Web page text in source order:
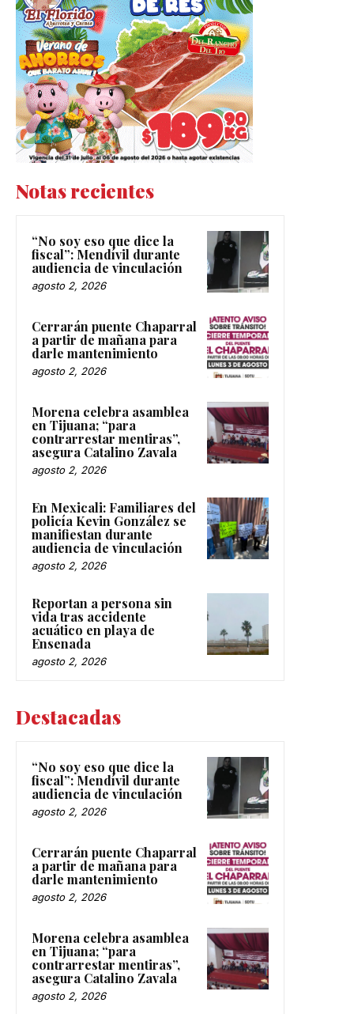
Notas recientes
“No soy eso que dice la
fiscal”: Mendívil durante
audiencia de vinculación
agosto 2, 2026
Cerrarán puente Chaparral
a partir de mañana para
darle mantenimiento
agosto 2, 2026
Morena celebra asamblea
en Tijuana; “para
contrarrestar mentiras”,
asegura Catalino Zavala
agosto 2, 2026
En Mexicali: Familiares del
policía Kevin González se
manifiestan durante
audiencia de vinculación
agosto 2, 2026
Reportan a persona sin
vida tras accidente
acuático en playa de
Ensenada
agosto 2, 2026
Destacadas
“No soy eso que dice la
fiscal”: Mendívil durante
audiencia de vinculación
agosto 2, 2026
Cerrarán puente Chaparral
a partir de mañana para
darle mantenimiento
agosto 2, 2026
Morena celebra asamblea
en Tijuana; “para
contrarrestar mentiras”,
asegura Catalino Zavala
agosto 2, 2026